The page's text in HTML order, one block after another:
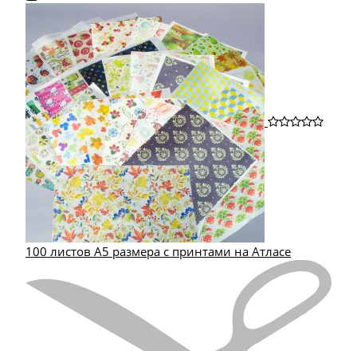
100 листов А5 размера с принтами на Атласе